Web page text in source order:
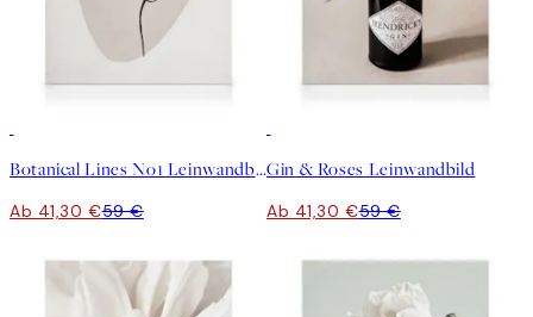
Botanical Lines No1 Leinwandbild
Ab 41,30 €59 €
Gin & Roses Leinwandbild
Ab 41,30 €59 €